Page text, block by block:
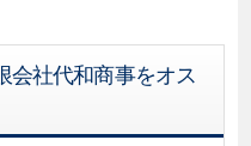
会社代和商事をオス